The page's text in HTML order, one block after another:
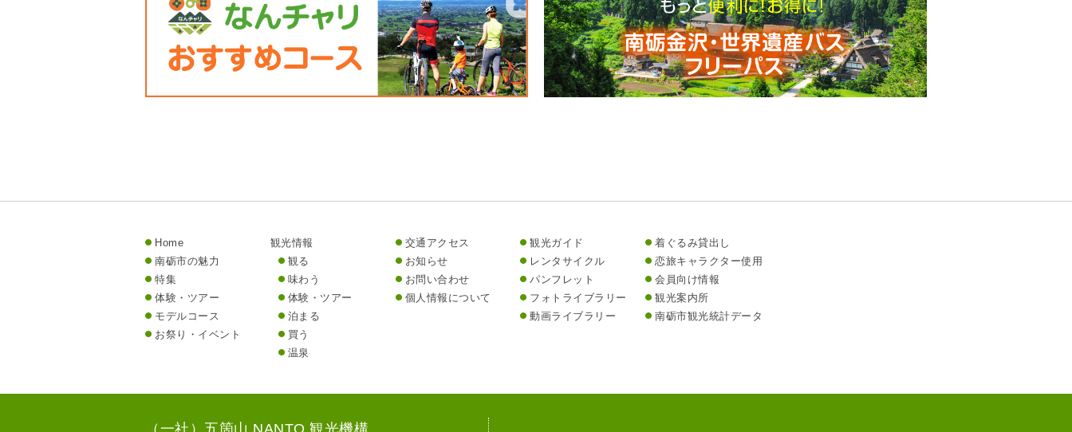
Home
南砺市の魅力
特集
体験・ツアー
モデルコース
お祭り・イベント
観光情報
観る
味わう
体験・ツアー
泊まる
買う
温泉
交通アクセス
お知らせ
お問い合わせ
個人情報について
観光ガイド
レンタサイクル
パンフレット
フォトライブラリー
動画ライブラリー
着ぐるみ貸出し
恋旅キャラクター使用
会員向け情報
観光案内所
南砺市観光統計データ